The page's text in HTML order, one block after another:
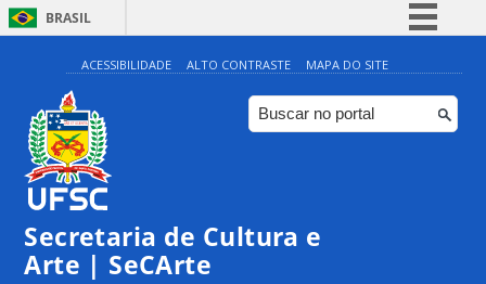
BRASIL
Simplifique!
Comunica BR
Participe
ACESSIBILIDADE ALTO CONTRASTE MAPA DO SITE
Secretaria de Cultura e
Arte | SeCArte